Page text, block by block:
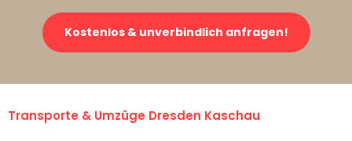
Kostenlos & unverbindlich anfragen!
Transporte & Umzüge Dresden Kaschau